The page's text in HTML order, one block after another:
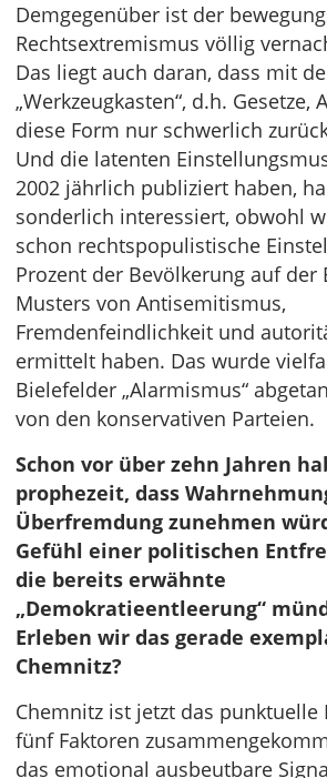
Demgegenüber ist der
Rechtsextremismus völlig
Das liegt auch daran, dass mit
„Werkzeugkasten“, d.h. Gesetze,
diese Form nur schwerlich
Und die latenten
2002 jährlich publiziert haben,
sonderlich interessiert, obwohl
schon rechtspopulistische
Prozent der Bevölkerung auf der
Musters von Antisemitismus,
Fremdenfeindlichkeit und
ermittelt haben. Das wurde
Bielefelder „Alarmismus“
von den konservativen Parteien.
Schon vor über zehn Jahren
prophezeit, dass
Überfremdung zunehmen
Gefühl einer politischen
die bereits erwähnte
„Demokratieentleerung“
Erleben wir das gerade
Chemnitz?
Chemnitz ist jetzt das punktuelle
fünf Faktoren
das emotional ausbeutbare